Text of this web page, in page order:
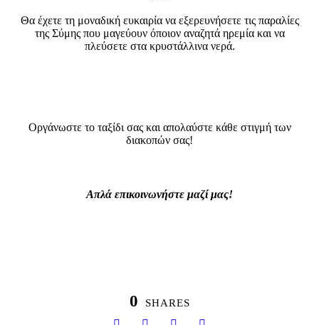
Θα έχετε τη μοναδική ευκαιρία να εξερευνήσετε τις παραλίες
της Σύμης που μαγεύουν όποιον αναζητά ηρεμία και να
πλεύσετε στα κρυστάλλινα νερά.
Οργάνωστε το ταξίδι σας και απολαύστε κάθε στιγμή των
διακοπών σας!
Απλά επικοινωνήστε μαζί μας!
0 SHARES